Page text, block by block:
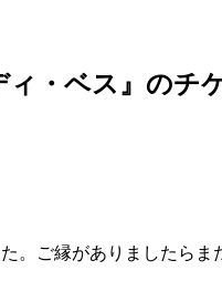
ィ・ベス』のチ
。ご縁がありましたらま